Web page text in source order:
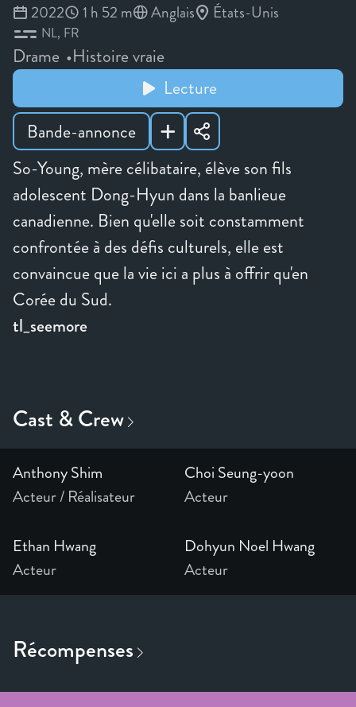
So-Young, mère célibataire, élève son fils
adolescent Dong-Hyun dans la banlieue
canadienne. Bien qu'elle soit constamment
confrontée à des défis culturels, elle est
convaincue que la vie ici a plus à offrir qu'en
Corée du Sud.
tl_seemore
2022 1 h 52 m Anglais États-Unis
NL FR
Drame
Histoire vraie
Lecture
Bande-annonce
Anthony Shim
Acteur / Réalisateur
Choi Seung-yoon
Acteur
Ethan Hwang
Acteur
Dohyun Noel Hwang
Acteur